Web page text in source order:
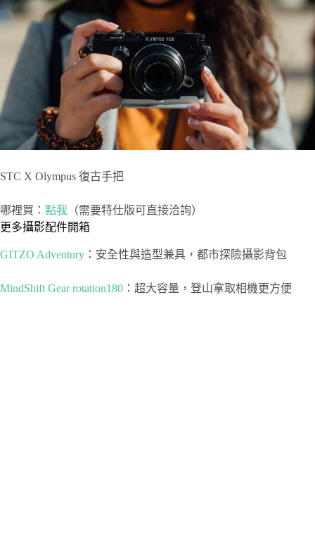
STC X Olympus 復古手把
哪裡買： 點我 （需要特仕版可直接洽詢）
更多攝影配件開箱
GITZO Adventury ：安全性與造型兼具，都市探險攝影背包
MindShift Gear rotation180 ：超大容量，登山拿取相機更方便